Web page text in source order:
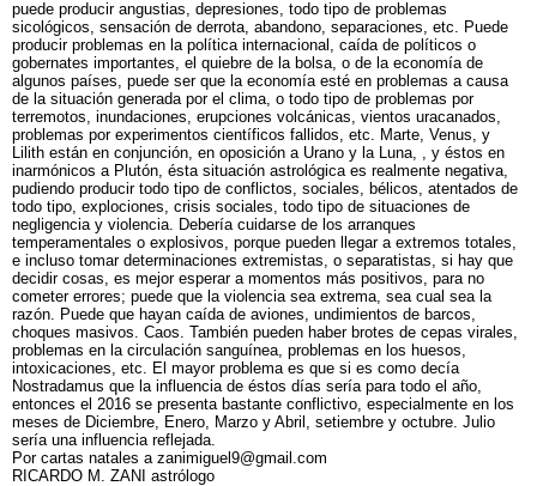
puede producir angustias, depresiones, todo tipo de problemas
sicológicos, sensación de derrota, abandono, separaciones, etc. Puede
producir problemas en la política internacional, caída de políticos o
gobernates importantes, el quiebre de la bolsa, o de la economía de
algunos países, puede ser que la economía esté en problemas a causa
de la situación generada por el clima, o todo tipo de problemas por
terremotos, inundaciones, erupciones volcánicas, vientos uracanados,
problemas por experimentos científicos fallidos, etc. Marte, Venus, y
Lilith están en conjunción, en oposición a Urano y la Luna, , y éstos en
inarmónicos a Plutón, ésta situación astrológica es realmente negativa,
pudiendo producir todo tipo de conflictos, sociales, bélicos, atentados de
todo tipo, explociones, crisis sociales, todo tipo de situaciones de
negligencia y violencia. Debería cuidarse de los arranques
temperamentales o explosivos, porque pueden llegar a extremos totales,
e incluso tomar determinaciones extremistas, o separatistas, si hay que
decidir cosas, es mejor esperar a momentos más positivos, para no
cometer errores; puede que la violencia sea extrema, sea cual sea la
razón. Puede que hayan caída de aviones, undimientos de barcos,
choques masivos. Caos. También pueden haber brotes de cepas virales,
problemas en la circulación sanguínea, problemas en los huesos,
intoxicaciones, etc. El mayor problema es que si es como decía
Nostradamus que la influencia de éstos días sería para todo el año,
entonces el 2016 se presenta bastante conflictivo, especialmente en los
meses de Diciembre, Enero, Marzo y Abril, setiembre y octubre. Julio
sería una influencia reflejada.
Por cartas natales a zanimiguel9@gmail.com
RICARDO M. ZANI astrólogo